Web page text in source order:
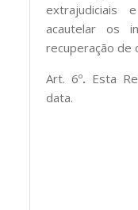
extrajudiciais
acautelar os
recuperação de
Art. 6º. Esta
data.